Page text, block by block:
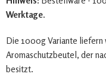
Werktage.
Die 1000g Variante liefern
Aromaschutzbeutel, der
besitzt.